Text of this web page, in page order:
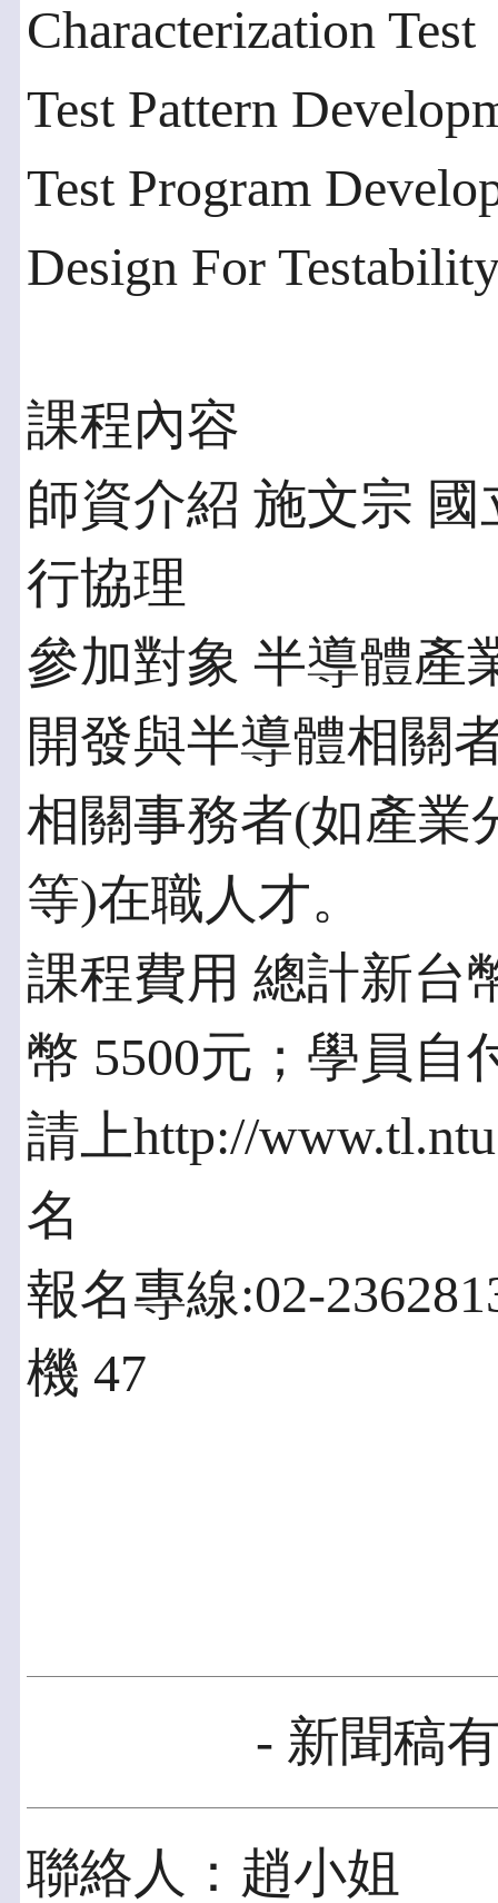
Characterization Test
Test Pattern
Test Program
Design For
課程內容
師資介紹 施文宗
行協理
參加對象 半導體產
開發與半導體相關
相關事務者(如產
等)在職人才。
課程費用 總計新台
幣 5500元；學員自
請上http://
名
報名專線:02-
機 47
- 新聞稿
聯絡人：趙小姐